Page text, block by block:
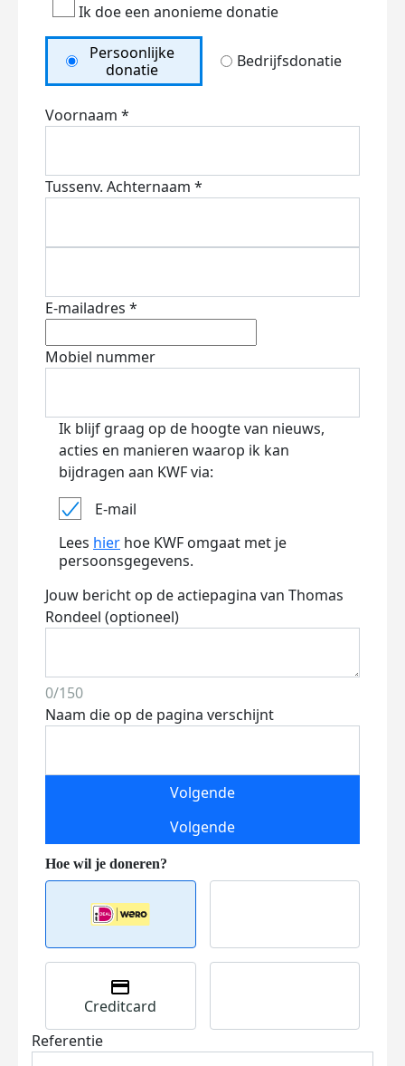
Ik doe een anonieme donatie
Persoonlijke
donatie
Bedrijfsdonatie
Voornaam *
Tussenv. Achternaam *
E-mailadres *
Mobiel nummer
Ik blijf graag op de hoogte van nieuws,
acties en manieren waarop ik kan
bijdragen aan KWF via:
E-mail
Lees hier hoe KWF omgaat met je
persoonsgegevens.
Jouw bericht op de actiepagina van Thomas
Rondeel (optioneel)
0/150
Naam die op de pagina verschijnt
Volgende
Volgende
Creditcard
Referentie